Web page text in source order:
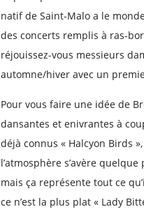
natif de Saint-Malo a le
des concerts remplis à ras-
réjouissez-vous messieurs
automne/hiver avec un
Pour vous faire une idée de
dansantes et enivrantes à
déjà connus « Halcyon Birds
l’atmosphère s’avère
mais ça représente tout ce
ce n’est la plus plat « Lady